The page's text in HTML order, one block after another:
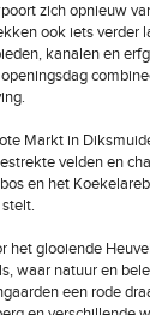
zich opnieuw
ook iets verder
kanalen en
Markt in
velden en
en het
het glooiende
waar natuur en
een rode